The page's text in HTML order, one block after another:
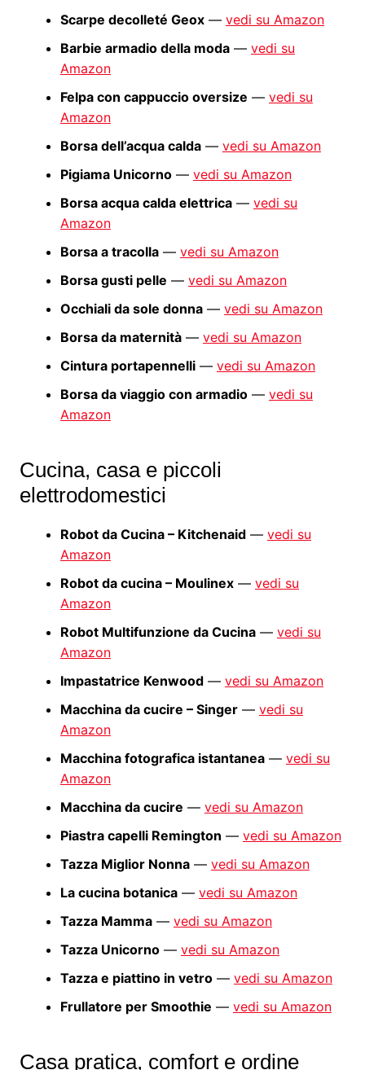
Scarpe decolleté Geox— vedi su Amazon
Barbie armadio della moda— vedi su
Amazon
Felpa con cappuccio oversize — vedi su
Amazon
Borsa dell’acqua calda— vedi su Amazon
Pigiama Unicorno— vedi su Amazon
Borsa acqua calda elettrica— vedi su
Amazon
Borsa a tracolla— vedi su Amazon
Borsa gusti pelle — vedi su Amazon
Occhiali da sole donna— vedi su Amazon
Borsa da maternità— vedi su Amazon
Cintura portapennelli— vedi su Amazon
Borsa da viaggio con armadio— vedi su
Amazon
Cucina, casa e piccoli
elettrodomestici
Robot da Cucina – Kitchenaid— vedi su
Amazon
Robot da cucina – Moulinex— vedi su
Amazon
Robot Multifunzione da Cucina— vedi su
Amazon
Impastatrice Kenwood— vedi su Amazon
Macchina da cucire – Singer— vedi su
Amazon
Macchina fotografica istantanea— vedi su
Amazon
Macchina da cucire — vedi su Amazon
Piastra capelli Remington — vedi su Amazon
Tazza Miglior Nonna— vedi su Amazon
La cucina botanica— vedi su Amazon
Tazza Mamma— vedi su Amazon
Tazza Unicorno— vedi su Amazon
Tazza e piattino in vetro— vedi su Amazon
Frullatore per Smoothie — vedi su Amazon
Casa pratica, comfort e ordine